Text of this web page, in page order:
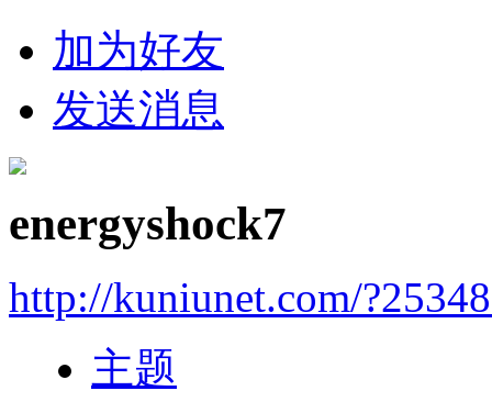
加为好友
发送消息
energyshock7
http://kuniunet.com/
主题